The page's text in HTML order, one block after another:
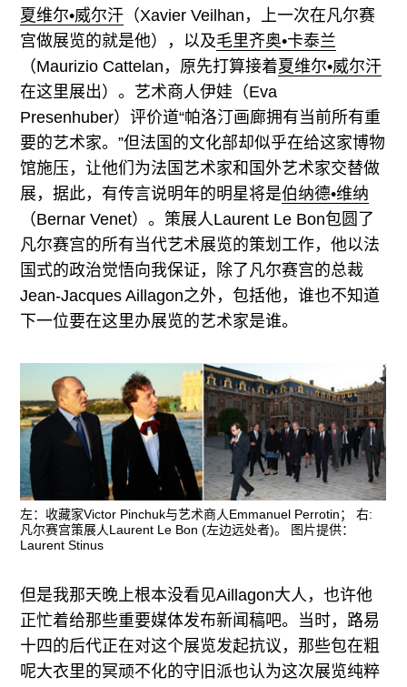
夏维尔•威尔汗 （Xavier Veilhan，上一次在凡尔赛
宫做展览的就是他），以及毛里齐奥•卡泰兰
（Maurizio Cattelan，原先打算接着夏维尔•威尔汗
在这里展出）。艺术商人伊娃（Eva
Presenhuber）评价道“帕洛汀画廊拥有当前所有重
要的艺术家。”但法国的文化部却似乎在给这家博物
馆施压，让他们为法国艺术家和国外艺术家交替做
展，据此，有传言说明年的明星将是伯纳德•维纳
（Bernar Venet）。策展人Laurent Le Bon包圆了
凡尔赛宫的所有当代艺术展览的策划工作，他以法
国式的政治觉悟向我保证，除了凡尔赛宫的总裁
Jean-Jacques Aillagon之外，包括他，谁也不知道
下一位要在这里办展览的艺术家是谁。
左：收藏家Victor Pinchuk与艺术商人Emmanuel Perrotin； 右:
凡尔赛宫策展人Laurent Le Bon (左边远处者)。 图片提供：
Laurent Stinus
但是我那天晚上根本没看见Aillagon大人，也许他
正忙着给那些重要媒体发布新闻稿吧。当时，路易
十四的后代正在对这个展览发起抗议，那些包在粗
呢大衣里的冥顽不化的守旧派也认为这次展览纯粹